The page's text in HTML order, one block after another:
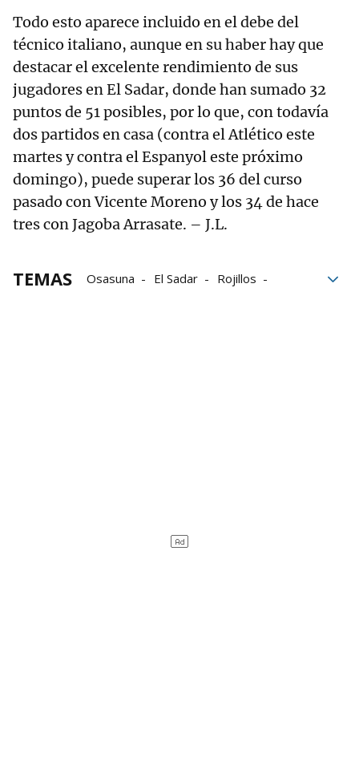
Todo esto aparece incluido en el debe del
técnico italiano, aunque en su haber hay que
destacar el excelente rendimiento de sus
jugadores en El Sadar, donde han sumado 32
puntos de 51 posibles, por lo que, con todavía
dos partidos en casa (contra el Atlético este
martes y contra el Espanyol este próximo
domingo), puede superar los 36 del curso
pasado con Vicente Moreno y los 34 de hace
tres con Jagoba Arrasate. – J.L.
TEMAS Osasuna El Sadar
Rojillos